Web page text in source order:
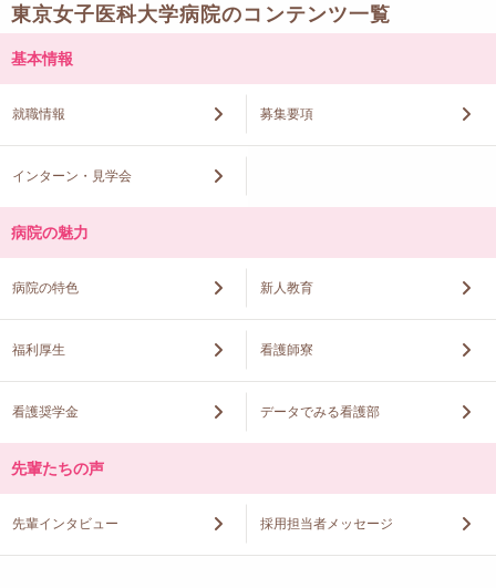
東京女子医科大学病院のコンテンツ一覧
基本情報
就職情報 募集要項
インターン・見学会
病院の魅力
病院の特色 新人教育
福利厚生 看護師寮
看護奨学金 データでみる看護部
先輩たちの声
先輩インタビュー 採用担当者メッセージ